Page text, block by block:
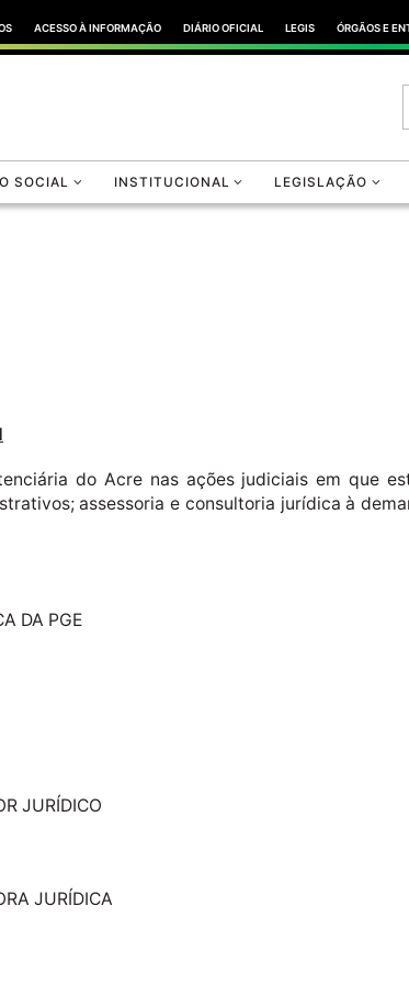
ACESSO À INFORMAÇÃO DIÁRIO OFICIAL LEGIS ÓRGÃOS E
SOCIAL INSTITUCIONAL LEGISLAÇÃO
do Acre nas ações judiciais em que
assessoria e consultoria jurídica à
DA PGE
JURÍDICO
JURÍDICA